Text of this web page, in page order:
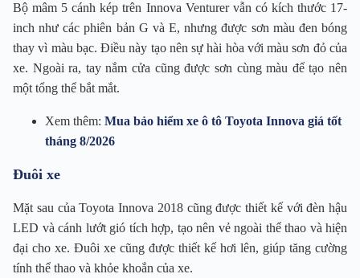
Bộ mâm 5 cánh kép trên Innova Venturer vẫn có kích thước 17-
inch như các phiên bản G và E, nhưng được sơn màu đen bóng
thay vì màu bạc. Điều này tạo nên sự hài hòa với màu sơn đỏ của
xe. Ngoài ra, tay nắm cửa cũng được sơn cùng màu để tạo nên
một tổng thể bắt mắt.
Xem thêm: Mua bảo hiểm xe ô tô Toyota Innova giá tốt
tháng 8/2026
Đuôi xe
Mặt sau của Toyota Innova 2018 cũng được thiết kế với đèn hậu
LED và cánh lướt gió tích hợp, tạo nên vẻ ngoài thể thao và hiện
đại cho xe. Đuôi xe cũng được thiết kế hơi lên, giúp tăng cường
tính thể thao và khỏe khoắn của xe.